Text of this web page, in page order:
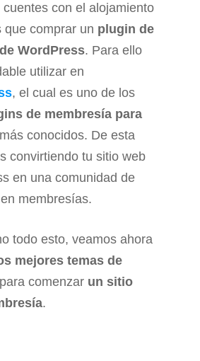
cuentes con el alojamiento
que comprar un plugin de
WordPress. Para ello
utilizar en
, el cual es uno de los
de membresía para
más conocidos. De esta
convirtiendo tu sitio web
en una comunidad de
membresías.
todo esto, veamos ahora
mejores temas de
para comenzar un sitio
.